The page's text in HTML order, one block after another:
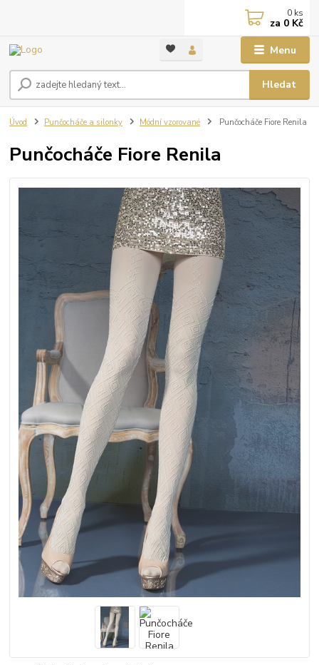
Menu
Hledat
0 ks
za 0 Kč
Úvod Punčocháče a silonky Módní vzorované Punčocháče Fiore Renila
Punčocháče Fiore Renila